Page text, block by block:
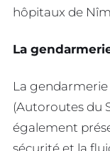
hôpitaux de
La
La gendarmerie
(Autoroutes du
également
sécurité et la